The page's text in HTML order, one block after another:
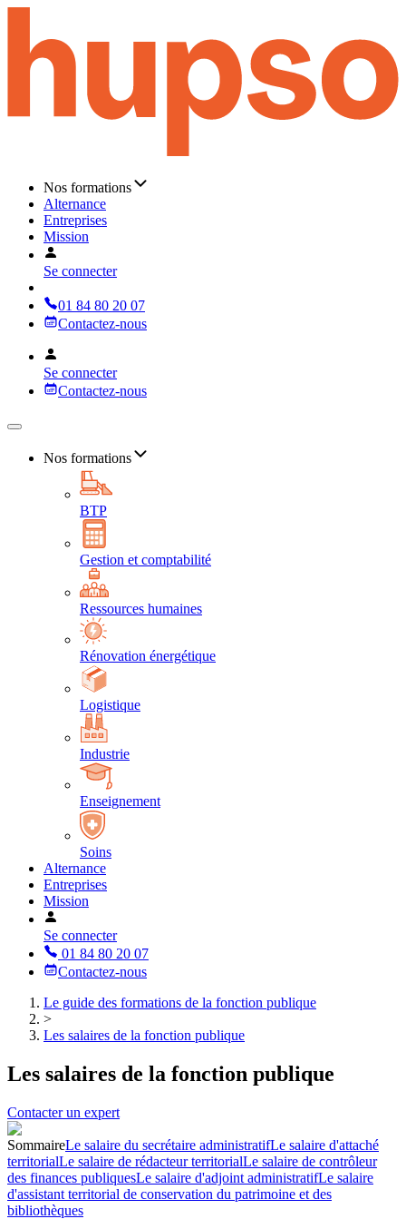
Nos formations
Alternance
Entreprises
Mission
Se connecter
01 84 80 20 07
Contactez-nous
Se connecter
Contactez-nous
Nos formations
BTP
Gestion et comptabilité
Ressources humaines
Rénovation énergétique
Logistique
Industrie
Enseignement
Soins
Alternance
Entreprises
Mission
Se connecter
01 84 80 20 07
Contactez-nous
Le guide des formations de la fonction publique
>
Les salaires de la fonction publique
Les salaires de la fonction publique
Contacter un expert
SommaireLe salaire du secrétaire administratifLe salaire d'attaché
territorialLe salaire de rédacteur territorialLe salaire de contrôleur
des finances publiquesLe salaire d'adjoint administratifLe salaire
d'assistant territorial de conservation du patrimoine et des
bibliothèques